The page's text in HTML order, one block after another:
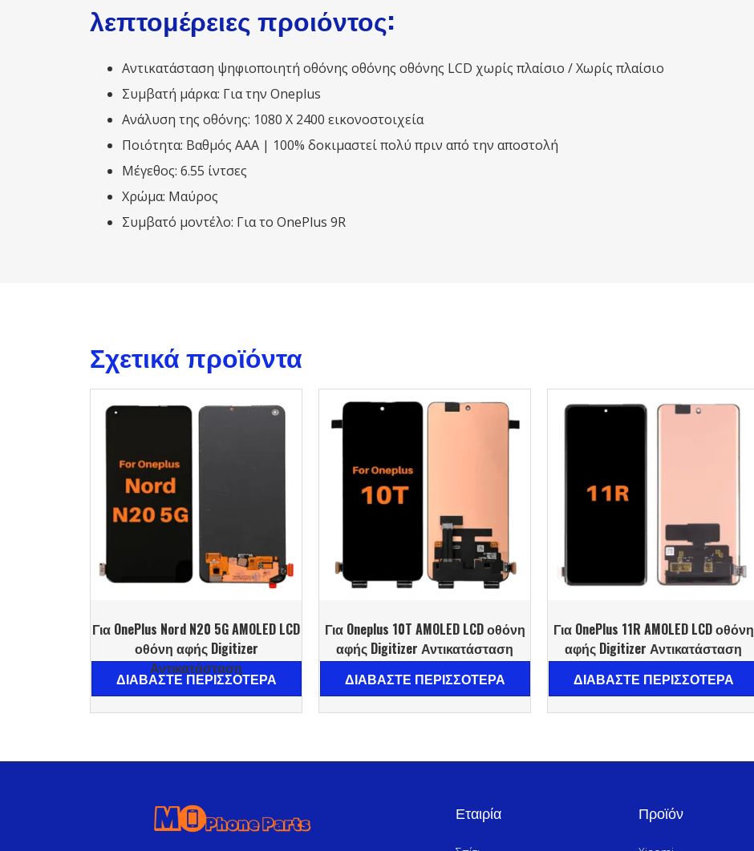
λεπτομέρειες προιόντος:
Αντικατάσταση ψηφιοποιητή οθόνης οθόνης οθόνης LCD χωρίς πλαίσιο / Χωρίς πλαίσιο
Συμβατή μάρκα: Για την Oneplus
Ανάλυση της οθόνης: 1080 Χ 2400 εικονοστοιχεία
Ποιότητα: Βαθμός ΑΑΑ | 100% δοκιμαστεί πολύ πριν από την αποστολή
Μέγεθος: 6.55 ίντσες
Χρώμα: Μαύρος
Συμβατό μοντέλο: Για το OnePlus 9R
Σχετικά προϊόντα
Για OnePlus Nord N20 5G AMOLED LCD
οθόνη αφής Digitizer
Αντικατάσταση
ΔΙΑΒΆΣΤΕ ΠΕΡΙΣΣΌΤΕΡΑ
Για Oneplus 10T AMOLED LCD οθόνη
αφής Digitizer Αντικατάσταση
ΔΙΑΒΆΣΤΕ ΠΕΡΙΣΣΌΤΕΡΑ
Για OnePlus 11R AMOLED LCD οθόνη
αφής Digitizer Αντικατάσταση
ΔΙΑΒΆΣΤΕ ΠΕΡΙΣΣΌΤΕΡΑ
Εταιρία Προϊόν